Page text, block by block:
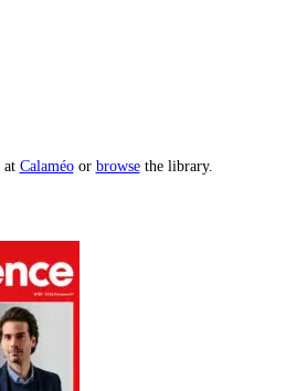
at Calaméoor browsethe library.